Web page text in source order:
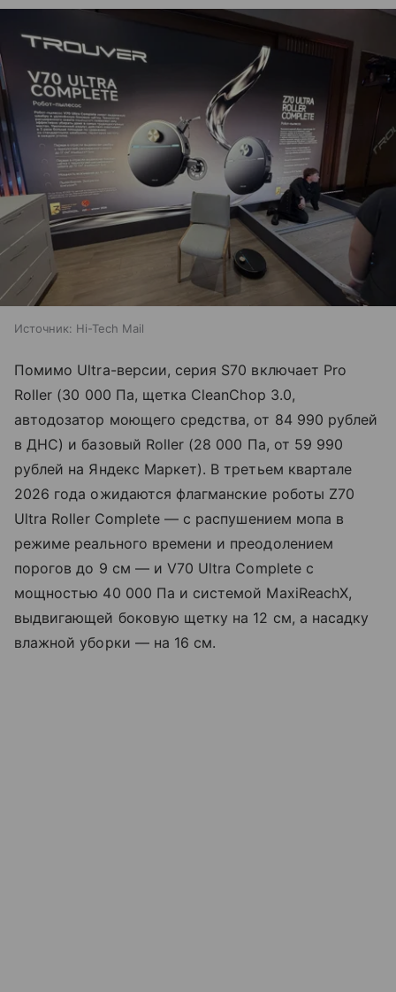
Источник: Hi-Tech Mail
Помимо Ultra-версии, серия S70 включает Pro
Roller (30 000 Па, щетка CleanChop 3.0,
автодозатор моющего средства, от 84 990 рублей
в ДНС) и базовый Roller (28 000 Па, от 59 990
рублей на Яндекс Маркет). В третьем квартале
2026 года ожидаются флагманские роботы Z70
Ultra Roller Complete — с распушением мопа в
режиме реального времени и преодолением
порогов до 9 см — и V70 Ultra Complete с
мощностью 40 000 Па и системой MaxiReachX,
выдвигающей боковую щетку на 12 см, а насадку
влажной уборки — на 16 см.